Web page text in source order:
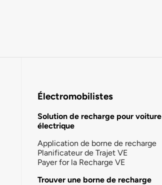
Électromobilistes
Solution de recharge pour voiture
électrique
Application de borne de recharge
Planificateur de Trajet VE
Payer for la Recharge VE
Trouver une borne de recharge